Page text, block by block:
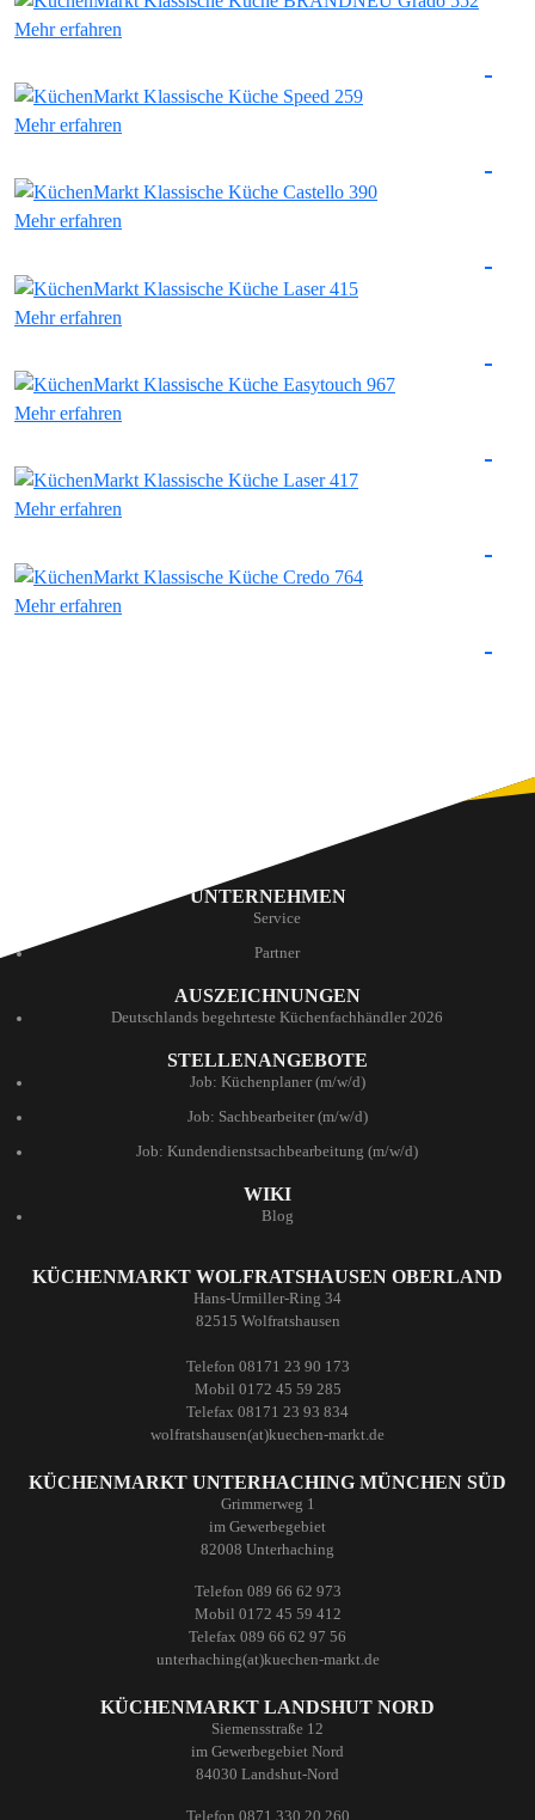
Mehr erfahren
Mehr erfahren
Mehr erfahren
Mehr erfahren
Mehr erfahren
Mehr erfahren
Mehr erfahren
UNTERNEHMEN
Service
Partner
AUSZEICHNUNGEN
Deutschlands begehrteste Küchenfachhändler 2026
STELLENANGEBOTE
Job: Küchenplaner (m/w/d)
Job: Sachbearbeiter (m/w/d)
Job: Kundendienstsachbearbeitung (m/w/d)
WIKI
Blog
KÜCHENMARKT WOLFRATSHAUSEN OBERLAND
Hans-Urmiller-Ring 34
82515 Wolfratshausen
Telefon 08171 23 90 173
Mobil 0172 45 59 285
Telefax 08171 23 93 834
wolfratshausen(at)kuechen-markt.de
KÜCHENMARKT UNTERHACHING MÜNCHEN SÜD
Grimmerweg 1
im Gewerbegebiet
82008 Unterhaching
Telefon 089 66 62 973
Mobil 0172 45 59 412
Telefax 089 66 62 97 56
unterhaching(at)kuechen-markt.de
KÜCHENMARKT LANDSHUT NORD
Siemensstraße 12
im Gewerbegebiet Nord
84030 Landshut-Nord
Telefon 0871 330 20 260